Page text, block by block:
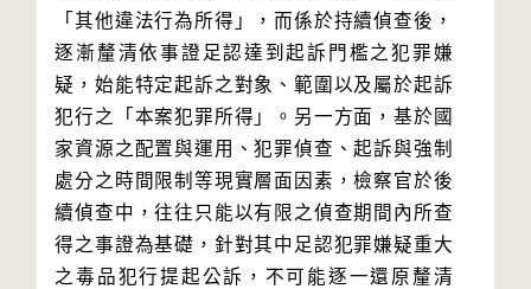
「其他違法行為所得」，而係於持續偵查後，
逐漸釐清依事證足認達到起訴門檻之犯罪嫌
疑，始能特定起訴之對象、範圍以及屬於起訴
犯行之「本案犯罪所得」。另一方面，基於國
家資源之配置與運用、犯罪偵查、起訴與強制
處分之時間限制等現實層面因素，檢察官於後
續偵查中，往往只能以有限之偵查期間內所查
得之事證為基礎，針對其中足認犯罪嫌疑重大
之毒品犯行提起公訴，不可能逐一還原釐清